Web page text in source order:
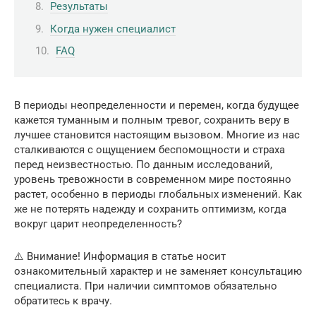
Результаты
Когда нужен специалист
FAQ
В периоды неопределенности и перемен, когда будущее
кажется туманным и полным тревог, сохранить веру в
лучшее становится настоящим вызовом. Многие из нас
сталкиваются с ощущением беспомощности и страха
перед неизвестностью. По данным исследований,
уровень тревожности в современном мире постоянно
растет, особенно в периоды глобальных изменений. Как
же не потерять надежду и сохранить оптимизм, когда
вокруг царит неопределенность?
⚠️ Внимание! Информация в статье носит
ознакомительный характер и не заменяет консультацию
специалиста. При наличии симптомов обязательно
обратитесь к врачу.